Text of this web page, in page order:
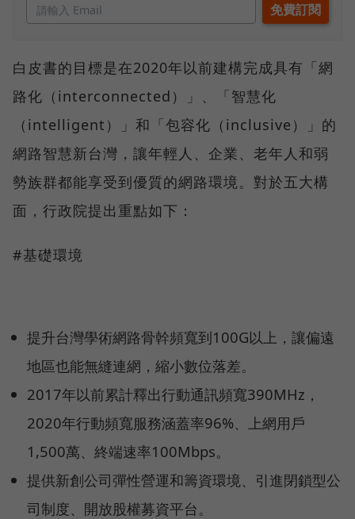
白皮書的目標是在2020年以前建構完成具有「網
路化（interconnected）」、「智慧化
（intelligent）」和「包容化（inclusive）」的
網路智慧新台灣，讓年輕人、企業、老年人和弱
勢族群都能享受到優質的網路環境。對於五大構
面，行政院提出重點如下：
#基礎環境
提升台灣學術網路骨幹頻寬到100G以上，讓偏遠
地區也能無縫連網，縮小數位落差。
2017年以前累計釋出行動通訊頻寬390MHz，
2020年行動頻寬服務涵蓋率96%、上網用戶
1,500萬、終端速率100Mbps。
提供新創公司彈性營運和籌資環境、引進閉鎖型公
司制度、開放股權募資平台。